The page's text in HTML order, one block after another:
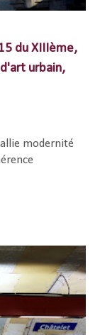
du XIIIème,
urbain,
modernité